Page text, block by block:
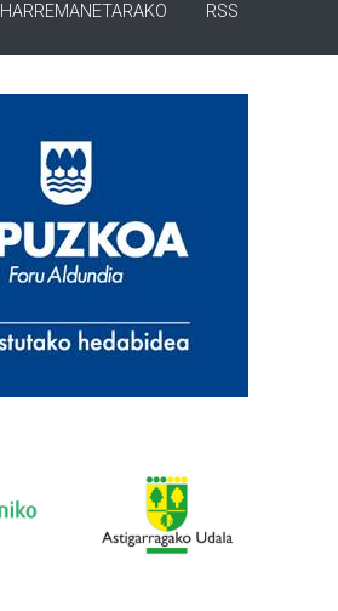
HARREMANETARAKO RSS